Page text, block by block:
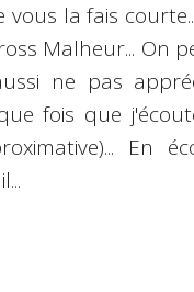
vous la fais
Malheur... On
ne pas
fois que
En
...